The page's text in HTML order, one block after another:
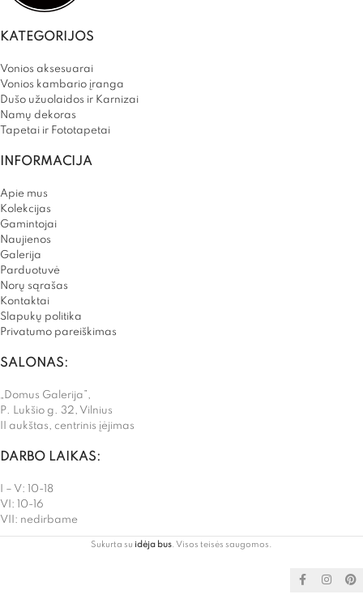
KATEGORIJOS
Vonios aksesuarai
Vonios kambario įranga
Dušo užuolaidos ir Karnizai
Namų dekoras
Tapetai ir Fototapetai
INFORMACIJA
Apie mus
Kolekcijas
Gamintojai
Naujienos
Galerija
Parduotuvė
Norų sąrašas
Kontaktai
Slapukų politika
Privatumo pareiškimas
SALONAS:
„Domus Galerija”,
P. Lukšio g. 32, Vilnius
II aukštas, centrinis įėjimas
DARBO LAIKAS:
I – V: 10-18
VI: 10-16
VII: nedirbame
Sukurta su idėja bus. Visos teisės saugomos.